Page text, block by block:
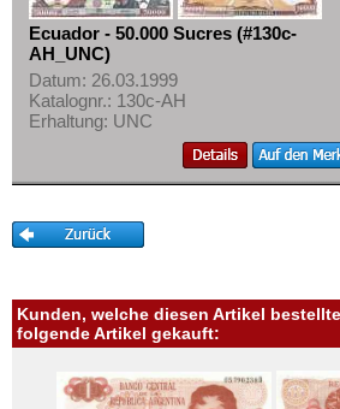
St. Kitts
St. Lucia
St. Pierre & Miquelon
St. Vincent
Uruguay
Venezuela
Mehr über...
Zahlungsbedingungen
Privatsphäre und Datenschutz
Widerrufsbelehrung
Liefer- und Versandkosten
AGB
Impressum
Ecuador - 50.000 Sucres (#130c-
AH_UNC)
Datum: 26.03.1999
Katalognr.: 130c-AH
Erhaltung: UNC
Kunden, welche diesen Artikel
folgende Artikel gekauft: